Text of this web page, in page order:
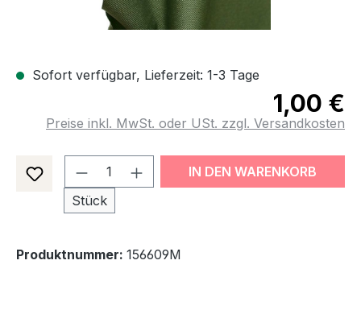
Sofort verfügbar, Lieferzeit: 1-3 Tage
1,00 €
Preise inkl. MwSt. oder USt. zzgl. Versandkosten
Produkt Anzahl: Gib den
Stück
IN DEN WARENKORB
Produktnummer: 156609M